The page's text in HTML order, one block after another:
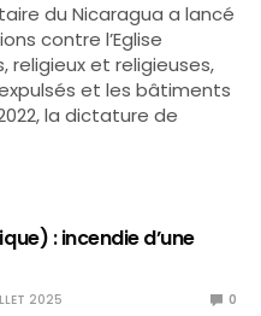
du Nicaragua a lancé
contre l’Eglise
religieux et religieuses,
et les bâtiments
la dictature de
: incendie d’une
2025 0